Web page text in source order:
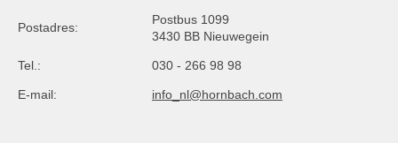
Postadres:
Postbus 1099
3430 BB Nieuwegein
Tel.: 030 - 266 98 98
E-mail: info_nl@hornbach.com